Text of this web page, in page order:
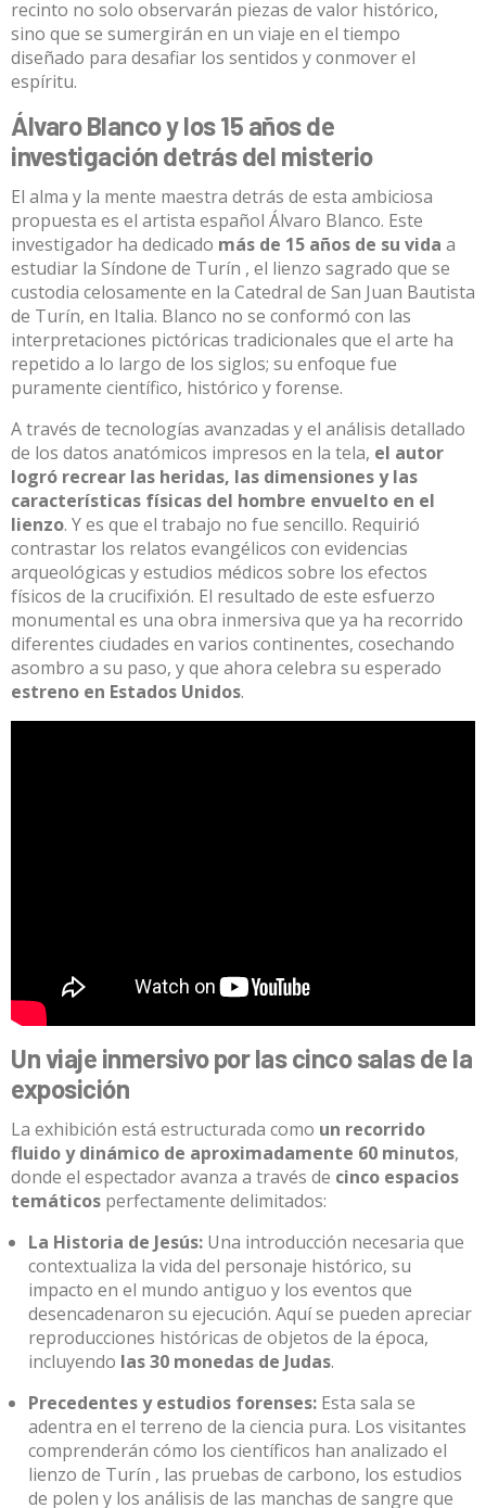
recinto no solo observarán piezas de valor histórico,
sino que se sumergirán en un viaje en el tiempo
diseñado para desafiar los sentidos y conmover el
espíritu.
Álvaro Blanco y los 15 años de
investigación detrás del misterio
El alma y la mente maestra detrás de esta ambiciosa
propuesta es el artista español Álvaro Blanco. Este
investigador ha dedicado más de 15 años de su vida a
estudiar la Síndone de Turín , el lienzo sagrado que se
custodia celosamente en la Catedral de San Juan Bautista
de Turín, en Italia. Blanco no se conformó con las
interpretaciones pictóricas tradicionales que el arte ha
repetido a lo largo de los siglos; su enfoque fue
puramente científico, histórico y forense.
A través de tecnologías avanzadas y el análisis detallado
de los datos anatómicos impresos en la tela, el autor
logró recrear las heridas, las dimensiones y las
características físicas del hombre envuelto en el
lienzo. Y es que el trabajo no fue sencillo. Requirió
contrastar los relatos evangélicos con evidencias
arqueológicas y estudios médicos sobre los efectos
físicos de la crucifixión. El resultado de este esfuerzo
monumental es una obra inmersiva que ya ha recorrido
diferentes ciudades en varios continentes, cosechando
asombro a su paso, y que ahora celebra su esperado
estreno en Estados Unidos.
Un viaje inmersivo por las cinco salas de la
exposición
La exhibición está estructurada como un recorrido
fluido y dinámico de aproximadamente 60 minutos,
donde el espectador avanza a través de cinco espacios
temáticos perfectamente delimitados:
La Historia de Jesús: Una introducción necesaria que
contextualiza la vida del personaje histórico, su
impacto en el mundo antiguo y los eventos que
desencadenaron su ejecución. Aquí se pueden apreciar
reproducciones históricas de objetos de la época,
incluyendo las 30 monedas de Judas.
Precedentes y estudios forenses: Esta sala se
adentra en el terreno de la ciencia pura. Los visitantes
comprenderán cómo los científicos han analizado el
lienzo de Turín , las pruebas de carbono, los estudios
de polen y los análisis de las manchas de sangre que